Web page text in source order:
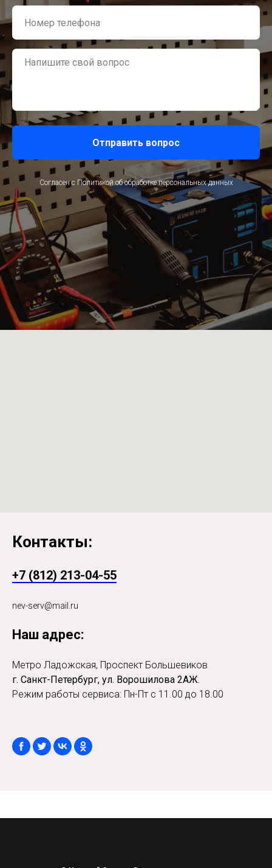
Отправить вопрос
Согласен с Политикой об обработке персональных данных
Контакты:
+7 (812) 213-04-55
nev-serv@mail.ru
Наш адрес:
Метро Ладожская, Проспект Большевиков
г. Санкт-Петербург, ул. Ворошилова 2АЖ.
Режим работы сервиса: Пн-Пт с 11.00 до 18.00